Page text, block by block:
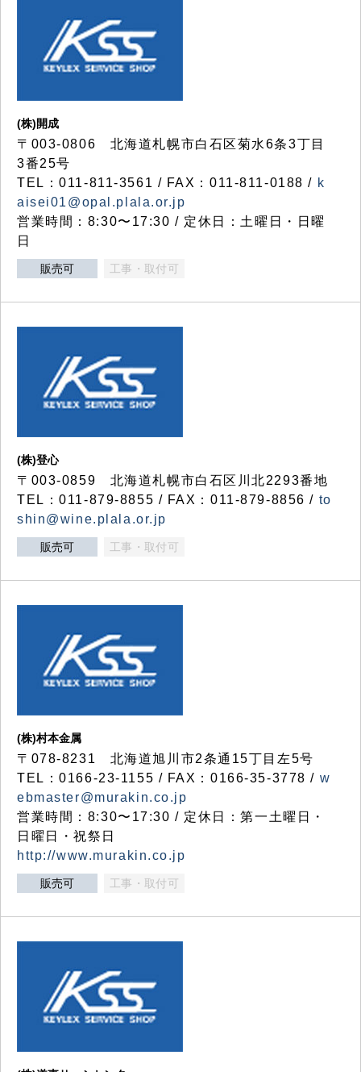
(株)開成
〒003-0806 北海道札幌市白石区菊水6条3丁目
3番25号
TEL：011-811-3561 / FAX：011-811-0188 / k
aisei01@opal.plala.or.jp
営業時間：8:30〜17:30 / 定休日：土曜日・日曜
日
販売可 工事・取付可
(株)登心
〒003-0859 北海道札幌市白石区川北2293番地
TEL：011-879-8855 / FAX：011-879-8856 / to
shin@wine.plala.or.jp
販売可 工事・取付可
(株)村本金属
〒078-8231 北海道旭川市2条通15丁目左5号
TEL：0166-23-1155 / FAX：0166-35-3778 / w
ebmaster@murakin.co.jp
営業時間：8:30〜17:30 / 定休日：第一土曜日・
日曜日・祝祭日
http://www.murakin.co.jp
販売可 工事・取付可